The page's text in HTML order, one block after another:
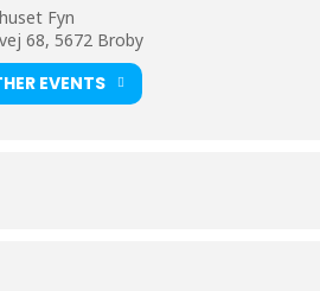
Fyn
68, 5672 Broby
EVENTS